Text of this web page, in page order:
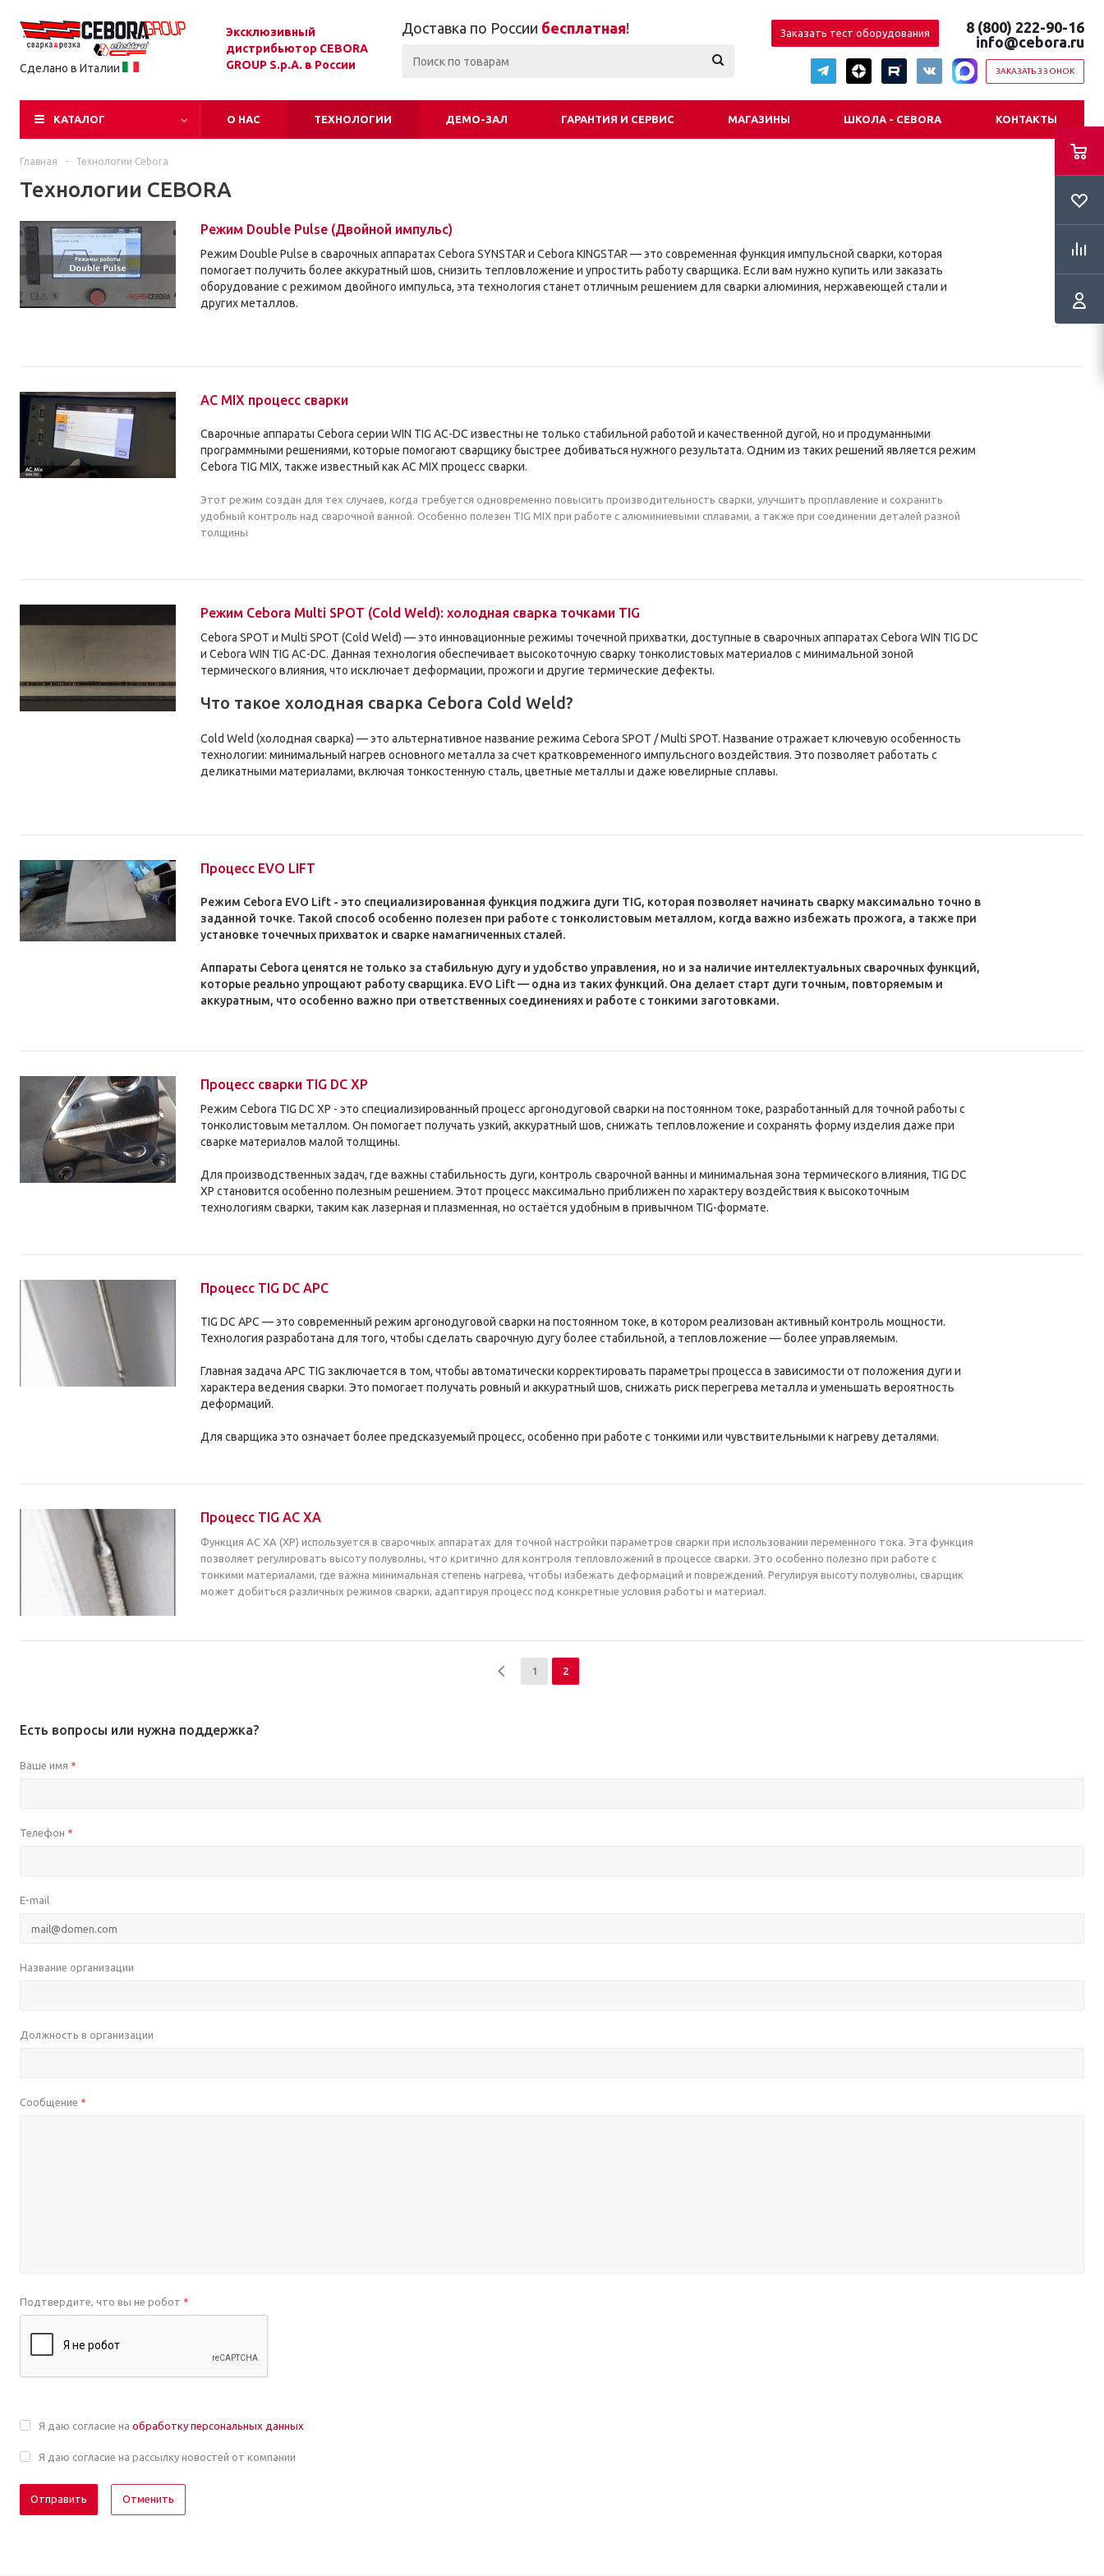
Сделано в Италии
Эксклюзивный
дистрибьютор CEBORA
GROUP S.p.A. в России
Доставка по России бесплатная! Заказать тест оборудования
8 (800) 222-90-16
info@cebora.ru
ЗАКАЗАТЬ ЗВОНОК
КАТАЛОГ О НАС ТЕХНОЛОГИИ ДЕМО-ЗАЛ ГАРАНТИЯ И СЕРВИС МАГАЗИНЫ ШКОЛА - CEBORA КОНТАКТЫ
Главная - Технологии Сebora
Технологии CEBORA
Режим Double Pulse (Двойной импульс)
Режим Double Pulse в сварочных аппаратах Cebora SYNSTAR и Cebora KINGSTAR — это современная функция импульсной сварки, которая
помогает получить более аккуратный шов, снизить тепловложение и упростить работу сварщика. Если вам нужно купить или заказать
оборудование с режимом двойного импульса, эта технология станет отличным решением для сварки алюминия, нержавеющей стали и
других металлов.
AC MIX процесс сварки
Сварочные аппараты Cebora серии WIN TIG AC-DC известны не только стабильной работой и качественной дугой, но и продуманными
программными решениями, которые помогают сварщику быстрее добиваться нужного результата. Одним из таких решений является режим
Cebora TIG MIX, также известный как AC MIX процесс сварки.
Этот режим создан для тех случаев, когда требуется одновременно повысить производительность сварки, улучшить проплавление и сохранить
удобный контроль над сварочной ванной. Особенно полезен TIG MIX при работе с алюминиевыми сплавами, а также при соединении деталей разной
толщины
Режим Cebora Multi SPOT (Cold Weld): холодная сварка точками TIG
Cebora SPOT и Multi SPOT (Cold Weld) — это инновационные режимы точечной прихватки, доступные в сварочных аппаратах Cebora WIN TIG DC
и Cebora WIN TIG AC-DC. Данная технология обеспечивает высокоточную сварку тонколистовых материалов с минимальной зоной
термического влияния, что исключает деформации, прожоги и другие термические дефекты.
Что такое холодная сварка Cebora Cold Weld?
Cold Weld (холодная сварка) — это альтернативное название режима Cebora SPOT / Multi SPOT. Название отражает ключевую особенность
технологии: минимальный нагрев основного металла за счет кратковременного импульсного воздействия. Это позволяет работать с
деликатными материалами, включая тонкостенную сталь, цветные металлы и даже ювелирные сплавы.
Процесс EVO LIFT
Режим Cebora EVO Lift - это специализированная функция поджига дуги TIG, которая позволяет начинать сварку максимально точно в
заданной точке. Такой способ особенно полезен при работе с тонколистовым металлом, когда важно избежать прожога, а также при
установке точечных прихваток и сварке намагниченных сталей.
Аппараты Cebora ценятся не только за стабильную дугу и удобство управления, но и за наличие интеллектуальных сварочных функций,
которые реально упрощают работу сварщика. EVO Lift — одна из таких функций. Она делает старт дуги точным, повторяемым и
аккуратным, что особенно важно при ответственных соединениях и работе с тонкими заготовками.
Процесс сварки TIG DC XP
Режим Cebora TIG DC XP - это специализированный процесс аргонодуговой сварки на постоянном токе, разработанный для точной работы с
тонколистовым металлом. Он помогает получать узкий, аккуратный шов, снижать тепловложение и сохранять форму изделия даже при
сварке материалов малой толщины.
Для производственных задач, где важны стабильность дуги, контроль сварочной ванны и минимальная зона термического влияния, TIG DC
XP становится особенно полезным решением. Этот процесс максимально приближен по характеру воздействия к высокоточным
технологиям сварки, таким как лазерная и плазменная, но остаётся удобным в привычном TIG-формате.
Процесс TIG DC APC
TIG DC APC — это современный режим аргонодуговой сварки на постоянном токе, в котором реализован активный контроль мощности.
Технология разработана для того, чтобы сделать сварочную дугу более стабильной, а тепловложение — более управляемым.
Главная задача APC TIG заключается в том, чтобы автоматически корректировать параметры процесса в зависимости от положения дуги и
характера ведения сварки. Это помогает получать ровный и аккуратный шов, снижать риск перегрева металла и уменьшать вероятность
деформаций.
Для сварщика это означает более предсказуемый процесс, особенно при работе с тонкими или чувствительными к нагреву деталями.
Процесс TIG AC XA
Функция AC XA (XP) используется в сварочных аппаратах для точной настройки параметров сварки при использовании переменного тока. Эта функция
позволяет регулировать высоту полуволны, что критично для контроля тепловложений в процессе сварки. Это особенно полезно при работе с
тонкими материалами, где важна минимальная степень нагрева, чтобы избежать деформаций и повреждений. Регулируя высоту полуволны, сварщик
может добиться различных режимов сварки, адаптируя процесс под конкретные условия работы и материал.
1 2
Есть вопросы или нужна поддержка?
Ваше имя *
Телефон *
E-mail
Название организации
Должность в организации
Сообщение *
Подтвердите, что вы не робот *
Я даю согласие на обработку персональных данных
Я даю согласие на рассылку новостей от компании
Отменить